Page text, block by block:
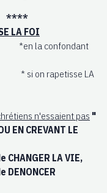
LA FOI
LA
n'essaient pas "
EN CREVANT LE
VIE,